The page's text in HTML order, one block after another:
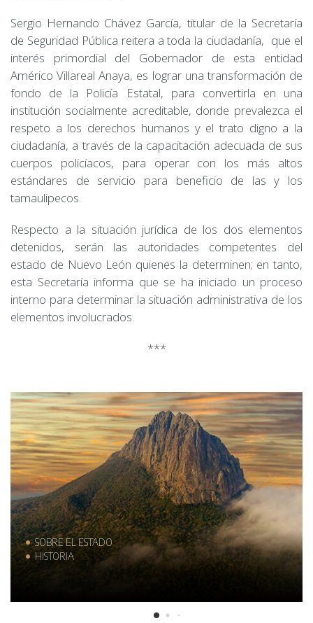
Sergio Hernando Chávez García, titular de la Secretaría
de Seguridad Pública reitera a toda la ciudadanía, que el
interés primordial del Gobernador de esta entidad
Américo Villareal Anaya, es lograr una transformación de
fondo de la Policía Estatal, para convertirla en una
institución socialmente acreditable, donde prevalezca el
respeto a los derechos humanos y el trato digno a la
ciudadanía, a través de la capacitación adecuada de sus
cuerpos policíacos, para operar con los más altos
estándares de servicio para beneficio de las y los
tamaulipecos.
Respecto a la situación jurídica de los dos elementos
detenidos, serán las autoridades competentes del
estado de Nuevo León quienes la determinen; en tanto,
esta Secretaría informa que se ha iniciado un proceso
interno para determinar la situación administrativa de los
elementos involucrados.
***
SOBRE EL ESTADO
HISTORIA